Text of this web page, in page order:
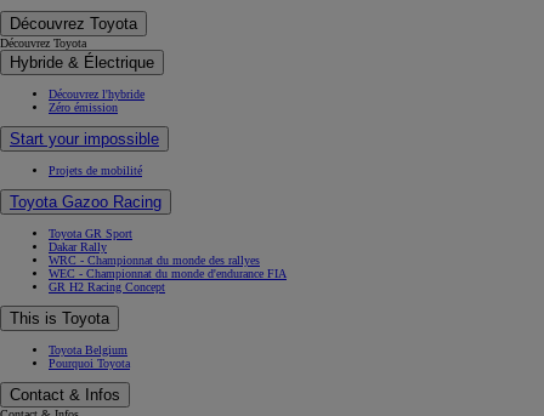
Découvrez Toyota
Découvrez Toyota
Hybride & Électrique
Découvrez l'hybride
Zéro émission
Start your impossible
Projets de mobilité
Toyota Gazoo Racing
Toyota GR Sport
Dakar Rally
WRC - Championnat du monde des rallyes
WEC - Championnat du monde d'endurance FIA
GR H2 Racing Concept
This is Toyota
Toyota Belgium
Pourquoi Toyota
Contact & Infos